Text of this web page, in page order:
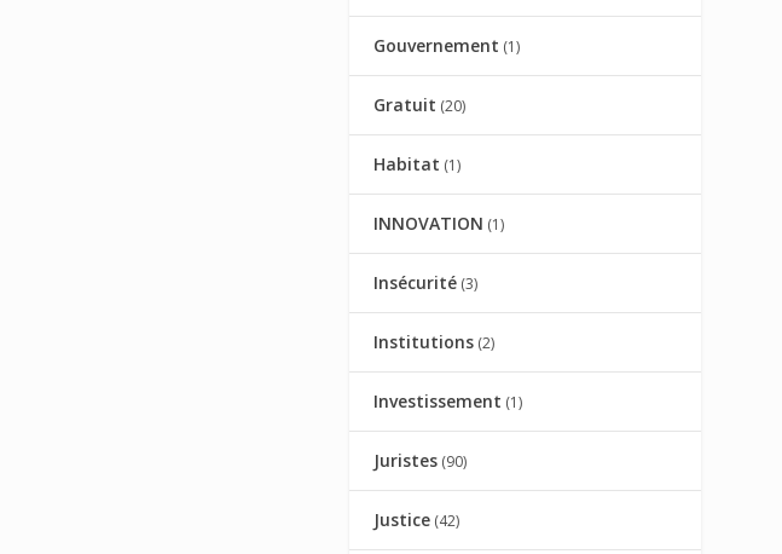
Gouvernement (1)
Gratuit (20)
Habitat (1)
INNOVATION (1)
Insécurité (3)
Institutions (2)
Investissement (1)
Juristes (90)
Justice (42)